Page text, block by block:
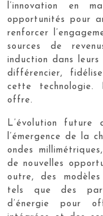
l’innovation en
opportunités pour
renforcer
sources de
induction dans
différencier,
cette technologie.
offre.
L’évolution future
l’émergence de la
ondes
de nouvelles
outre, des modèles
tels que des
d’énergie pour